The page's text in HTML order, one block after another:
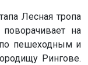
Лесная тропа
на
пешеходным и
Рингове.